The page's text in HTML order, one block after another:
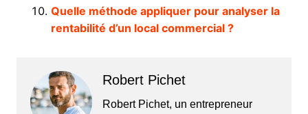
Quelle méthode appliquer pour analyser la
rentabilité d’un local commercial ?
Robert Pichet
Robert Pichet, un entrepreneur